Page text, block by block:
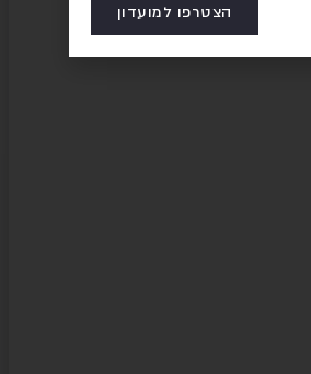
הצטרפו למועדון